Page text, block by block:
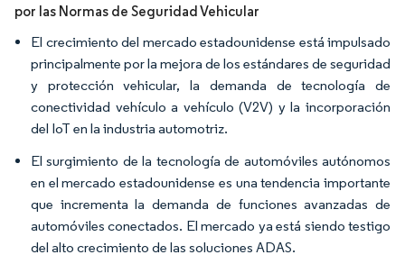
por las Normas de Seguridad Vehicular
El crecimiento del mercado estadounidense está impulsado
principalmente por la mejora de los estándares de seguridad
y protección vehicular, la demanda de tecnología de
conectividad vehículo a vehículo (V2V) y la incorporación
del IoT en la industria automotriz.
El surgimiento de la tecnología de automóviles autónomos
en el mercado estadounidense es una tendencia importante
que incrementa la demanda de funciones avanzadas de
automóviles conectados. El mercado ya está siendo testigo
del alto crecimiento de las soluciones ADAS.